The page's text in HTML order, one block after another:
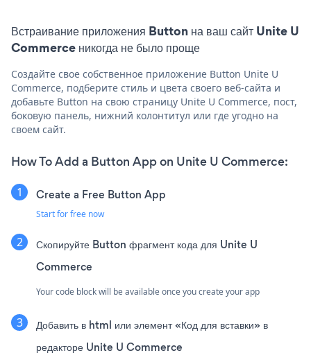
Встраивание приложения Button на ваш сайт Unite U
Commerce никогда не было проще
Создайте свое собственное приложение Button Unite U
Commerce, подберите стиль и цвета своего веб-сайта и
добавьте Button на свою страницу Unite U Commerce, пост,
боковую панель, нижний колонтитул или где угодно на
своем сайт.
How To Add a Button App on Unite U Commerce:
Create a Free Button App
Start for free now
Скопируйте Button фрагмент кода для Unite U
Commerce
Your code block will be available once you create your app
Добавить в html или элемент «Код для вставки» в
редакторе Unite U Commerce